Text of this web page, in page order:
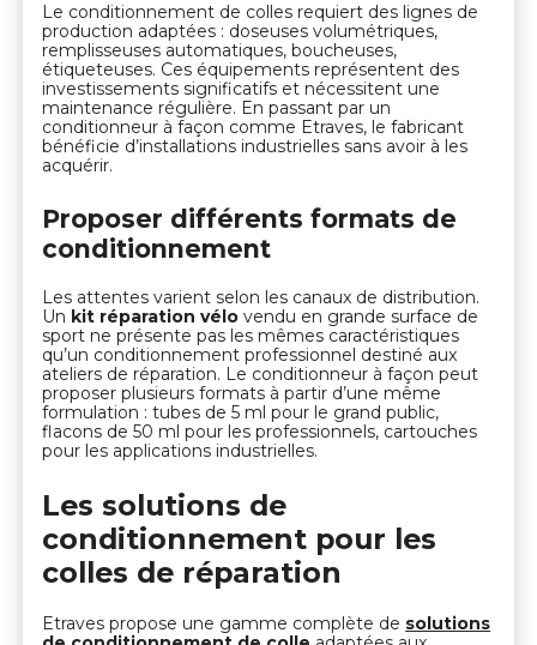
Le conditionnement de colles requiert des lignes de
production adaptées : doseuses volumétriques,
remplisseuses automatiques, boucheuses,
étiqueteuses. Ces équipements représentent des
investissements significatifs et nécessitent une
maintenance régulière. En passant par un
conditionneur à façon comme Etraves, le fabricant
bénéficie d’installations industrielles sans avoir à les
acquérir.
Proposer différents formats de
conditionnement
Les attentes varient selon les canaux de distribution.
Un kit réparation vélo vendu en grande surface de
sport ne présente pas les mêmes caractéristiques
qu’un conditionnement professionnel destiné aux
ateliers de réparation. Le conditionneur à façon peut
proposer plusieurs formats à partir d’une même
formulation : tubes de 5 ml pour le grand public,
flacons de 50 ml pour les professionnels, cartouches
pour les applications industrielles.
Les solutions de
conditionnement pour les
colles de réparation
Etraves propose une gamme complète de solutions